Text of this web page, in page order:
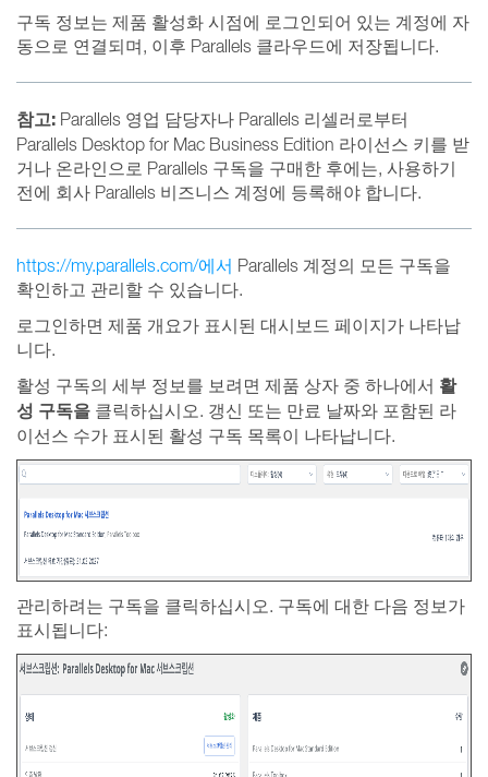
구독 정보는 제품 활성화 시점에 로그인되어 있는 계정에 자
동으로 연결되며, 이후 Parallels 클라우드에 저장됩니다.
참고: Parallels 영업 담당자나 Parallels 리셀러로부터
Parallels Desktop for Mac Business Edition 라이선스 키를 받
거나 온라인으로 Parallels 구독을 구매한 후에는, 사용하기
전에 회사 Parallels 비즈니스 계정에 등록해야 합니다.
https://my.parallels.com/에서 Parallels 계정의 모든 구독을
확인하고 관리할 수 있습니다.
로그인하면 제품 개요가 표시된 대시보드 페이지가 나타납
니다.
활성 구독의 세부 정보를 보려면 제품 상자 중 하나에서 활
성 구독을 클릭하십시오. 갱신 또는 만료 날짜와 포함된 라
이선스 수가 표시된 활성 구독 목록이 나타납니다.
관리하려는 구독을 클릭하십시오. 구독에 대한 다음 정보가
표시됩니다: